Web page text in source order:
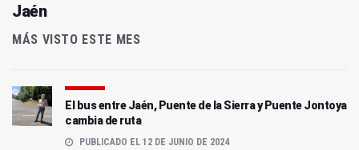
Jaén
MÁS VISTO ESTE MES
El bus entre Jaén, Puente de la Sierra y Puente Jontoya
cambia de ruta
PUBLICADO EL 12 DE JUNIO DE 2024